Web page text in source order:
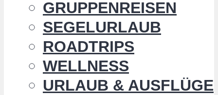
GRUPPENREISEN
SEGELURLAUB
ROADTRIPS
WELLNESS
URLAUB & AUSFLÜGE